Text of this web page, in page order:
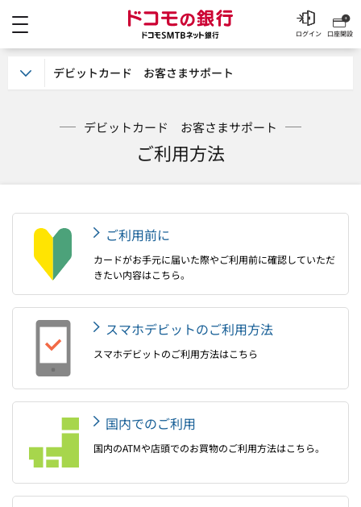
ドコモの銀行 ドコモ
口座開設
ログイン
デビットカード お客さまサポート
ご利用方法
ご利用前に
カードがお手元に届いた際やご利用前に確認していただ
きたい内容はこちら。
スマホデビットのご利用方法
スマホデビットのご利用方法はこちら
国内でのご利用
国内のATMや店頭でのお買物のご利用方法はこちら。
デビットカード お客さまサポート